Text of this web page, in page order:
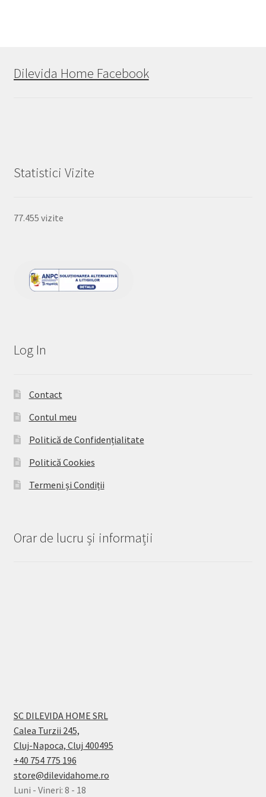
Dilevida Home Facebook
Statistici Vizite
77.455 vizite
Log In
Contact
Contul meu
Politică de Confidențialitate
Politică Cookies
Termeni și Condiții
Orar de lucru și informații
SC DILEVIDA HOME SRL
Calea Turzii 245,
Cluj-Napoca, Cluj 400495
+40 754 775 196
store@dilevidahome.ro
Luni - Vineri: 8 - 18